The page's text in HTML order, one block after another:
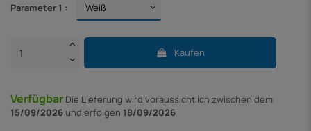
Parameter 1 :
Kaufen
Verfügbar Die Lieferung wird voraussichtlich zwischen dem
15/09/2026 und erfolgen 18/09/2026